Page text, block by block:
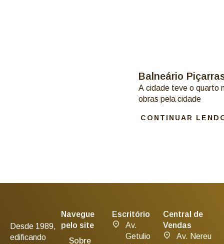
Balneário
A cidade teve o quarto
obras pela cidade
CONTINUAR
Desde 1989,
edificando
Navegue
pelo site
Sobre
Escritório
Av.
Getulio
Central de
Vendas
Av. Nereu